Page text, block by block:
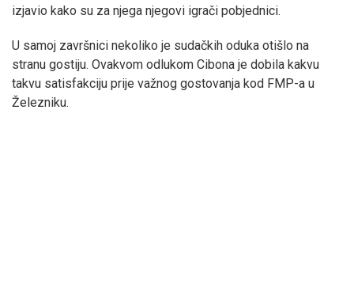
izjavio kako su za njega njegovi igrači pobjednici.
U samoj završnici nekoliko je sudačkih oduka otišlo na
stranu gostiju. Ovakvom odlukom Cibona je dobila kakvu
takvu satisfakciju prije važnog gostovanja kod FMP-a u
Železniku.